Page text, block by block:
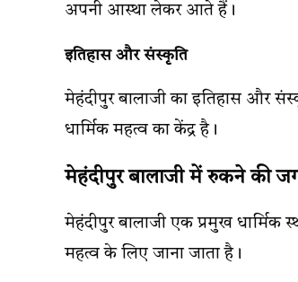
अपनी आस्था लेकर आते हैं।
इतिहास और संस्कृति
मेहंदीपुर बालाजी का इतिहास और
धार्मिक महत्व का केंद्र है।
मेहंदीपुर बालाजी में रुकने की
मेहंदीपुर बालाजी एक प्रमुख
महत्व के लिए जाना जाता है।